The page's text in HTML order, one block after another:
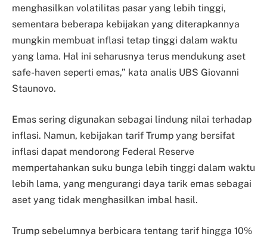
menghasilkan volatilitas pasar yang lebih tinggi,
sementara beberapa kebijakan yang diterapkannya
mungkin membuat inflasi tetap tinggi dalam waktu
yang lama. Hal ini seharusnya terus mendukung aset
safe-haven seperti emas,” kata analis UBS Giovanni
Staunovo.
Emas sering digunakan sebagai lindung nilai terhadap
inflasi. Namun, kebijakan tarif Trump yang bersifat
inflasi dapat mendorong Federal Reserve
mempertahankan suku bunga lebih tinggi dalam waktu
lebih lama, yang mengurangi daya tarik emas sebagai
aset yang tidak menghasilkan imbal hasil.
Trump sebelumnya berbicara tentang tarif hingga 10%